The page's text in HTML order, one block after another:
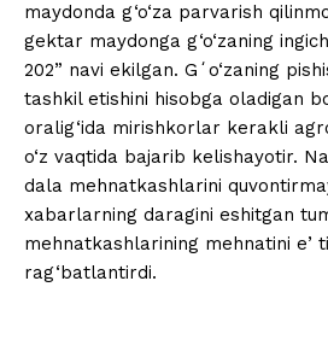
maydonda g‘o‘za parvarish
gektar maydonga g‘o‘zaning
202” navi ekilgan. Gʻo‘zaning
tashkil etishini hisobga oladigan
oralig‘ida mirishkorlar kerakli
o‘z vaqtida bajarib kelishayotir.
dala mehnatkashlarini
xabarlarning daragini eshitgan
mehnatkashlarining mehnatini
rag‘batlantirdi.